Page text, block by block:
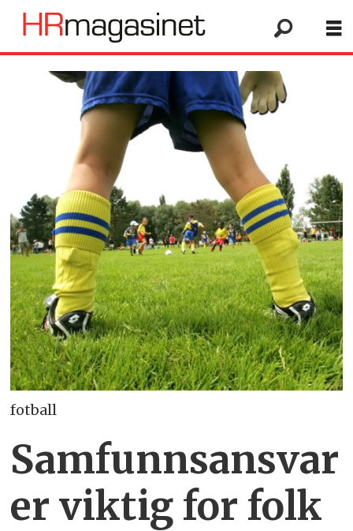
fotball
Samfunnsansvar
er viktig for folk